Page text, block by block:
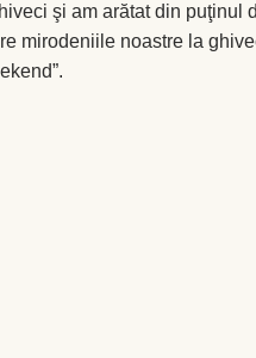
şi am arătat din puţinul
mirodeniile noastre la